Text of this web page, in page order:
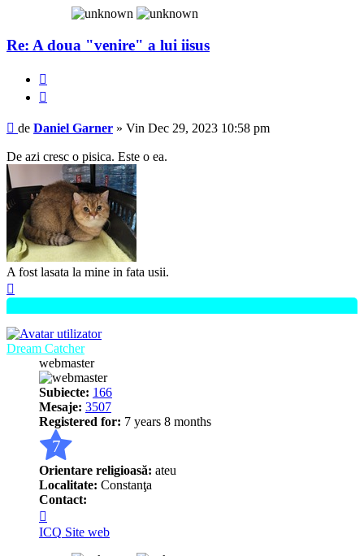
Re: A doua "venire" a lui iisus
Mesaj
de Daniel Garner » Vin Dec 29, 2023 10:58 pm
De azi cresc o pisica. Este o ea.
A fost lasata la mine in fata usii.
Dream Catcher
webmaster
Subiecte: 166
Mesaje: 3507
Registered for: 7 years 8 months
7
Orientare religioasă: ateu
Localitate: Constanţa
Contact:
pe
Dream
ICQ Site web